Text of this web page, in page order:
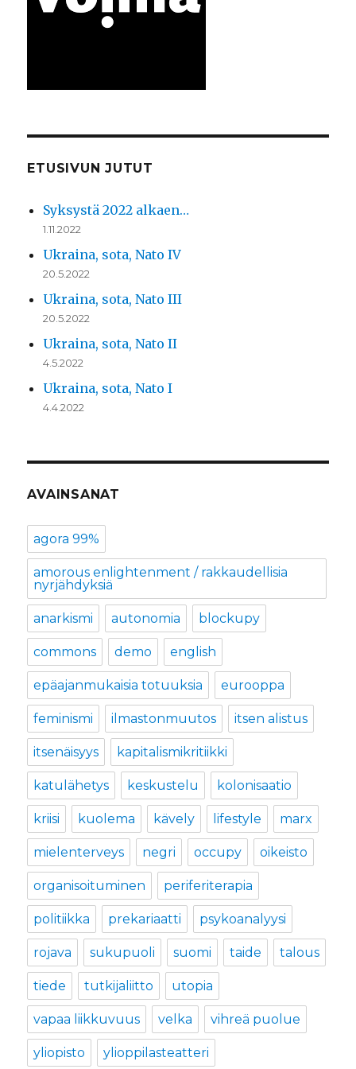
ETUSIVUN JUTUT
Syksystä 2022 alkaen…
1.11.2022
Ukraina, sota, Nato IV
20.5.2022
Ukraina, sota, Nato III
20.5.2022
Ukraina, sota, Nato II
4.5.2022
Ukraina, sota, Nato I
4.4.2022
AVAINSANAT
agora 99%
amorous enlightenment / rakkaudellisia
nyrjähdyksiä
anarkismi autonomia blockupy
commons demo english
epäajanmukaisia totuuksia eurooppa
feminismi ilmastonmuutos itsen alistus
itsenäisyys kapitalismikritiikki
katulähetys keskustelu kolonisaatio
kriisi kuolema kävely lifestyle marx
mielenterveys negri occupy oikeisto
organisoituminen periferiterapia
politiikka prekariaatti psykoanalyysi
rojava sukupuoli suomi taide talous
tiede tutkijaliitto utopia
vapaa liikkuvuus velka vihreä puolue
yliopisto ylioppilasteatteri